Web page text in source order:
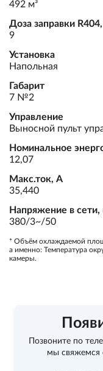
492 м³
Доза заправки
9
Установка
Напольная
Габарит
7 №2
Управление
Выносной пульт
Номинальное
12,07
Макс.ток, А
35,440
Напряжение в
380/3~/50
* Объём охлаждаемой
а именно: Температура
камеры.
Позвоните по
мы свяжемся